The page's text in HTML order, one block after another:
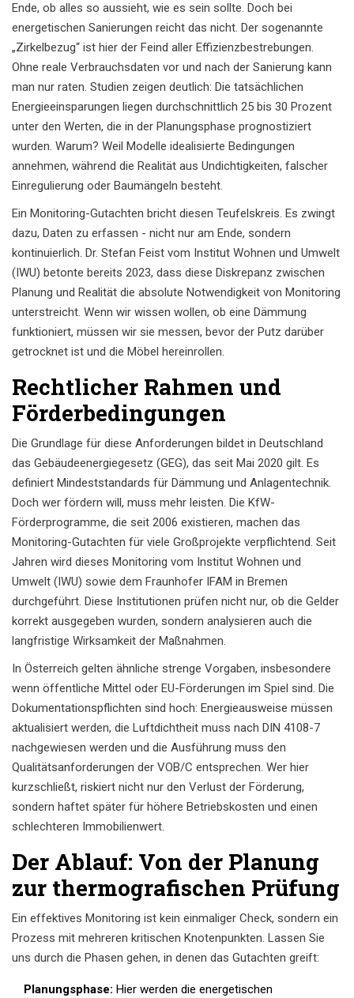
Ende, ob alles so aussieht, wie es sein sollte. Doch bei
energetischen Sanierungen reicht das nicht. Der sogenannte
„Zirkelbezug“ ist hier der Feind aller Effizienzbestrebungen.
Ohne reale Verbrauchsdaten vor und nach der Sanierung kann
man nur raten. Studien zeigen deutlich: Die tatsächlichen
Energieeinsparungen liegen durchschnittlich 25 bis 30 Prozent
unter den Werten, die in der Planungsphase prognostiziert
wurden. Warum? Weil Modelle idealisierte Bedingungen
annehmen, während die Realität aus Undichtigkeiten, falscher
Einregulierung oder Baumängeln besteht.
Ein Monitoring-Gutachten bricht diesen Teufelskreis. Es zwingt
dazu, Daten zu erfassen - nicht nur am Ende, sondern
kontinuierlich. Dr. Stefan Feist vom Institut Wohnen und Umwelt
(IWU) betonte bereits 2023, dass diese Diskrepanz zwischen
Planung und Realität die absolute Notwendigkeit von Monitoring
unterstreicht. Wenn wir wissen wollen, ob eine Dämmung
funktioniert, müssen wir sie messen, bevor der Putz darüber
getrocknet ist und die Möbel hereinrollen.
Rechtlicher Rahmen und
Förderbedingungen
Die Grundlage für diese Anforderungen bildet in Deutschland
das Gebäudeenergiegesetz (GEG), das seit Mai 2020 gilt. Es
definiert Mindeststandards für Dämmung und Anlagentechnik.
Doch wer fördern will, muss mehr leisten. Die KfW-
Förderprogramme, die seit 2006 existieren, machen das
Monitoring-Gutachten für viele Großprojekte verpflichtend. Seit
Jahren wird dieses Monitoring vom Institut Wohnen und
Umwelt (IWU) sowie dem Fraunhofer IFAM in Bremen
durchgeführt. Diese Institutionen prüfen nicht nur, ob die Gelder
korrekt ausgegeben wurden, sondern analysieren auch die
langfristige Wirksamkeit der Maßnahmen.
In Österreich gelten ähnliche strenge Vorgaben, insbesondere
wenn öffentliche Mittel oder EU-Förderungen im Spiel sind. Die
Dokumentationspflichten sind hoch: Energieausweise müssen
aktualisiert werden, die Luftdichtheit muss nach DIN 4108-7
nachgewiesen werden und die Ausführung muss den
Qualitätsanforderungen der VOB/C entsprechen. Wer hier
kurzschließt, riskiert nicht nur den Verlust der Förderung,
sondern haftet später für höhere Betriebskosten und einen
schlechteren Immobilienwert.
Der Ablauf: Von der Planung
zur thermografischen Prüfung
Ein effektives Monitoring ist kein einmaliger Check, sondern ein
Prozess mit mehreren kritischen Knotenpunkten. Lassen Sie
uns durch die Phasen gehen, in denen das Gutachten greift:
Planungsphase: Hier werden die energetischen